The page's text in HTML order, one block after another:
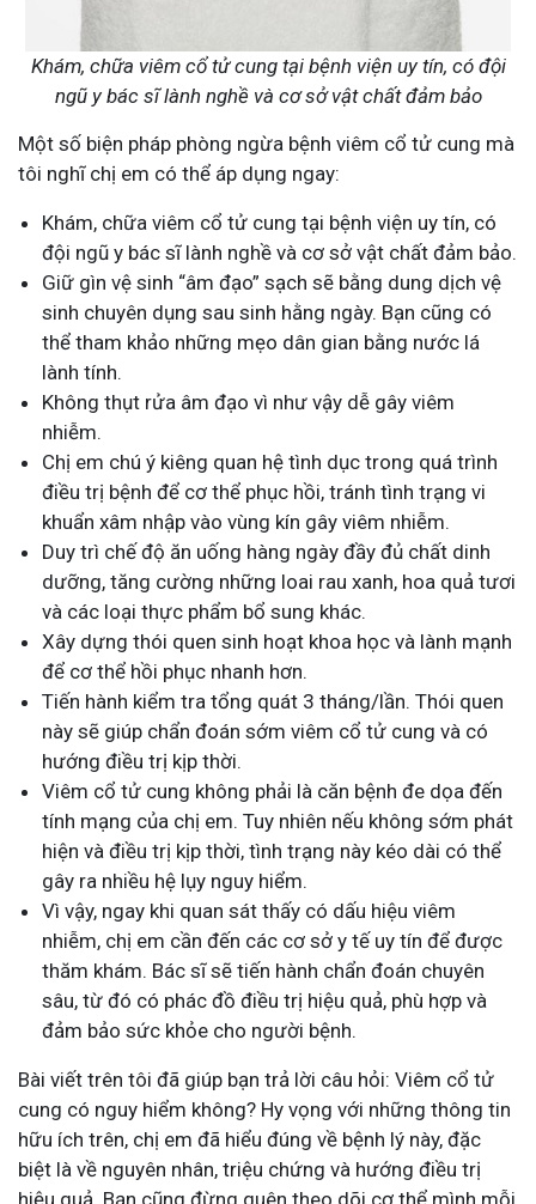
Khám, chữa viêm cổ tử cung tại bệnh viện uy tín, có đội
ngũ y bác sĩ lành nghề và cơ sở vật chất đảm bảo
Một số biện pháp phòng ngừa bệnh viêm cổ tử cung mà
tôi nghĩ chị em có thể áp dụng ngay:
Khám, chữa viêm cổ tử cung tại bệnh viện uy tín, có
đội ngũ y bác sĩ lành nghề và cơ sở vật chất đảm bảo.
Giữ gìn vệ sinh “âm đạo” sạch sẽ bằng dung dịch vệ
sinh chuyên dụng sau sinh hằng ngày. Bạn cũng có
thể tham khảo những mẹo dân gian bằng nước lá
lành tính.
Không thụt rửa âm đạo vì như vậy dễ gây viêm
nhiễm.
Chị em chú ý kiêng quan hệ tình dục trong quá trình
điều trị bệnh để cơ thể phục hồi, tránh tình trạng vi
khuẩn xâm nhập vào vùng kín gây viêm nhiễm.
Duy trì chế độ ăn uống hàng ngày đầy đủ chất dinh
dưỡng, tăng cường những loai rau xanh, hoa quả tươi
và các loại thực phẩm bổ sung khác.
Xây dựng thói quen sinh hoạt khoa học và lành mạnh
để cơ thể hồi phục nhanh hơn.
Tiến hành kiểm tra tổng quát 3 tháng/lần. Thói quen
này sẽ giúp chẩn đoán sớm viêm cổ tử cung và có
hướng điều trị kịp thời.
Viêm cổ tử cung không phải là căn bệnh đe dọa đến
tính mạng của chị em. Tuy nhiên nếu không sớm phát
hiện và điều trị kịp thời, tình trạng này kéo dài có thể
gây ra nhiều hệ lụy nguy hiểm.
Vì vậy, ngay khi quan sát thấy có dấu hiệu viêm
nhiễm, chị em cần đến các cơ sở y tế uy tín để được
thăm khám. Bác sĩ sẽ tiến hành chẩn đoán chuyên
sâu, từ đó có phác đồ điều trị hiệu quả, phù hợp và
đảm bảo sức khỏe cho người bệnh.
Bài viết trên tôi đã giúp bạn trả lời câu hỏi: Viêm cổ tử
cung có nguy hiểm không? Hy vọng với những thông tin
hữu ích trên, chị em đã hiểu đúng về bệnh lý này, đặc
biệt là về nguyên nhân, triệu chứng và hướng điều trị